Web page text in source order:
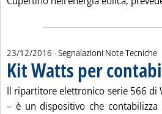
23/12/2016 - Segnalazioni Note Tecniche
Kit Watts per
Il ripartitore elettronico serie 566 di
– è un dispositivo che